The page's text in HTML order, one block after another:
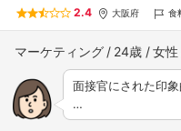
2.4 大阪府 食
マーケティング 24歳 女性
面接官にされた印
…